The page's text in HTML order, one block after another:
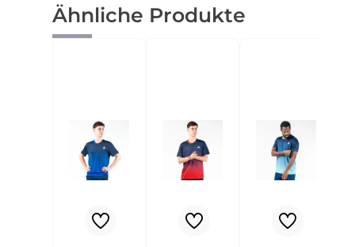
Produktgalerie überspringen
Ähnliche Produkte